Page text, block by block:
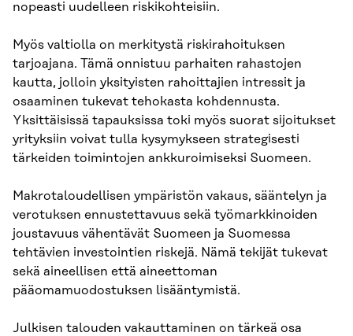
nopeasti uudelleen riskikohteisiin.
Myös valtiolla on merkitystä riskirahoituksen
tarjoajana. Tämä onnistuu parhaiten rahastojen
kautta, jolloin yksityisten rahoittajien intressit ja
osaaminen tukevat tehokasta kohdennusta.
Yksittäisissä tapauksissa toki myös suorat sijoitukset
yrityksiin voivat tulla kysymykseen strategisesti
tärkeiden toimintojen ankkuroimiseksi Suomeen.
Makrotaloudellisen ympäristön vakaus, sääntelyn ja
verotuksen ennustettavuus sekä työmarkkinoiden
joustavuus vähentävät Suomeen ja Suomessa
tehtävien investointien riskejä. Nämä tekijät tukevat
sekä aineellisen että aineettoman
pääomamuodostuksen lisääntymistä.
Julkisen talouden vakauttaminen on tärkeä osa